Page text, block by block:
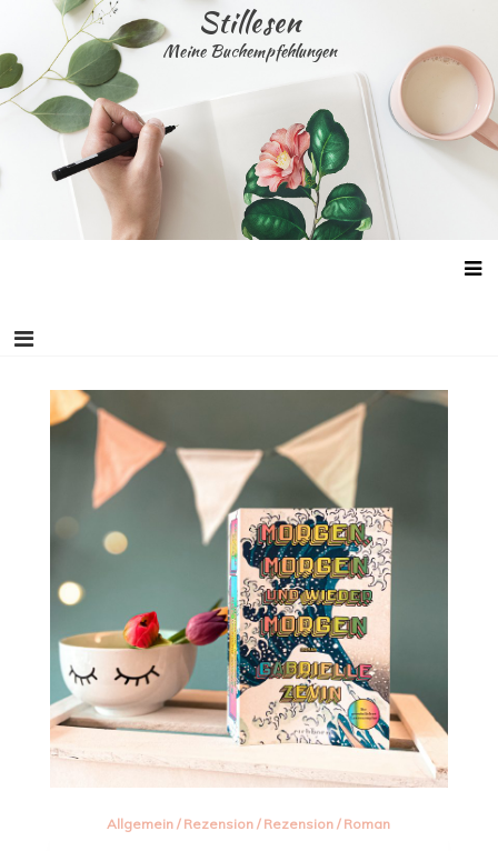
content
Stillesen
Meine Buchempfehlungen
Allgemein / Rezension / Rezension / Roman